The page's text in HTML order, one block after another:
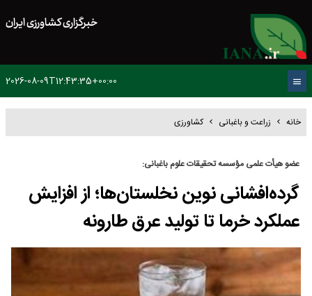
خبرگزاری کشاورزی ایران
2026-08-09T12:43:35+00:00
خانه زراعت و باغبانی کشاورزی
عضو هیأت علمی مؤسسه تحقیقات علوم باغبانی:
گرده‌افشانی نوین نخلستان‌ها؛ از افزایش
عملکرد خرما تا تولید عرق طارونه